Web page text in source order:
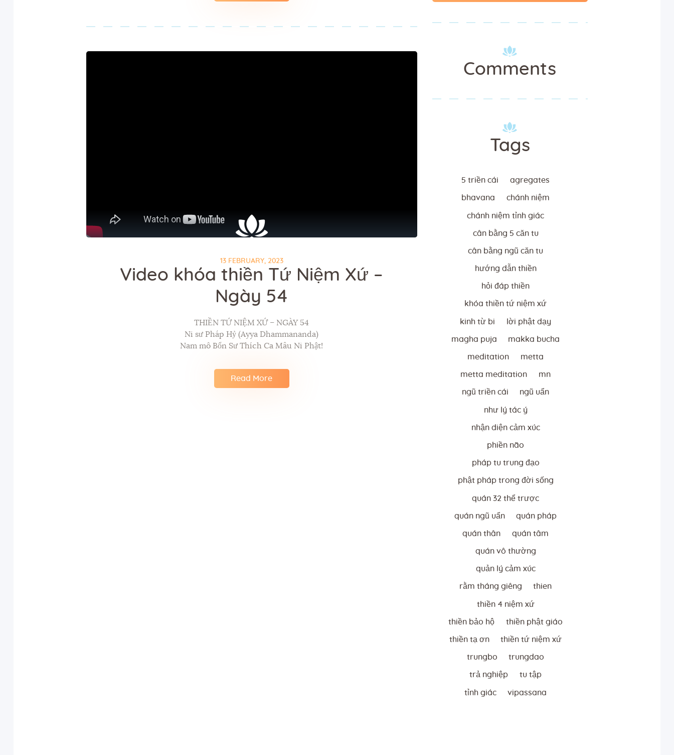
13 FEBRUARY, 2023
Video khóa thiền Tứ Niệm Xứ –
Ngày 54
THIỀN TỨ NIỆM XỨ – NGÀY 54
Ni sư Pháp Hỷ (Ayya Dhammananda)
Nam mô Bổn Sư Thích Ca Mâu Ni Phật!
Read More
Comments
Tags
5 triền cái agregates
bhavana chánh niệm
chánh niệm tỉnh giác
cân bằng 5 căn tu
cân bằng ngũ căn tu
hướng dẫn thiền
hỏi đáp thiền
khóa thiền tứ niệm xứ
kinh từ bi lời phật dạy
magha puja makka bucha
meditation metta
metta meditation mn
ngũ triền cái ngũ uẩn
như lý tác ý
nhận diện cảm xúc
phiền não
pháp tu trung đạo
phật pháp trong đời sống
quán 32 thể trược
quán ngũ uẩn quán pháp
quán thân quán tâm
quán vô thường
quản lý cảm xúc
rằm tháng giêng thien
thiền 4 niệm xứ
thiền bảo hộ thiền phật giáo
thiền tạ ơn thiền tứ niệm xứ
trungbo trungdao
trả nghiệp tu tập
tỉnh giác vipassana